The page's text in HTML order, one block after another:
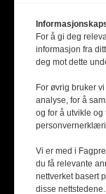
For å gi deg
informasjon fra
deg mot dette
For øvrig bruker
analyse, for å
og for å utvikle
Vi er med i
du få relevante
nettverket basert
disse